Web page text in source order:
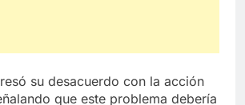
su desacuerdo con la acción
que este problema debería